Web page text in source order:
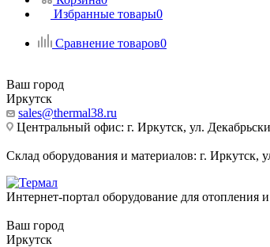
Избранные товары0
Сравнение товаров0
Ваш город
Иркутск
sales@thermal38.ru
Центральный офис: г. Иркутск, ул.
Склад оборудования и материалов: г. Иркутск,
Интернет-портал оборудование для отопления
Ваш город
Иркутск